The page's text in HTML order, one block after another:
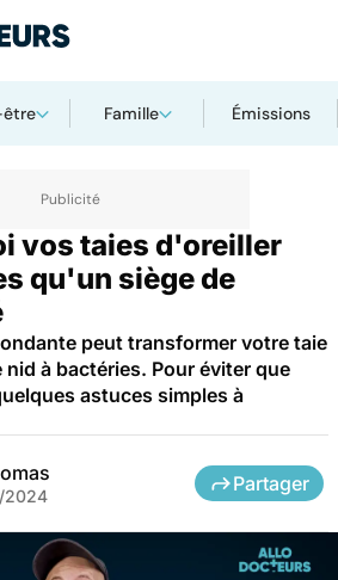
Famille Émissions
vos taies d'oreiller
qu'un siège de
peut transformer votre taie
nid à bactéries. Pour éviter que
astuces simples à
2024
Partager